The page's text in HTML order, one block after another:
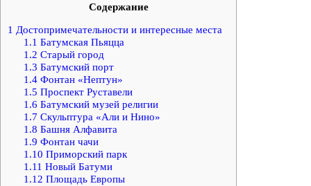
Содержание
1 Достопримечательности и интересные места
1.1 Батумская Пьяцца
1.2 Старый город
1.3 Батумский порт
1.4Фонтан «Нептун»
1.5 Проспект Руставели
1.6 Батумский музей религии
1.7 Скульптура «Али и Нино»
1.8 Башня Алфавита
1.9 Фонтан чачи
1.10 Приморский парк
1.11 Новый Батуми
1.12 Площадь Европы